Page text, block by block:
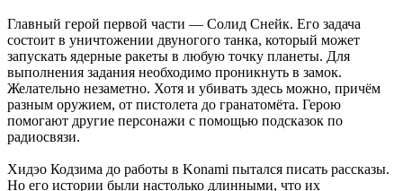
Главный герой первой части — Солид Снейк. Его задача
состоит в уничтожении двуногого танка, который может
запускать ядерные ракеты в любую точку планеты. Для
выполнения задания необходимо проникнуть в замок.
Желательно незаметно. Хотя и убивать здесь можно, причём
разным оружием, от пистолета до гранатомёта. Герою
помогают другие персонажи с помощью подсказок по
радиосвязи.
Хидэо Кодзима до работы в Konami пытался писать рассказы.
Но его истории были настолько длинными, что их